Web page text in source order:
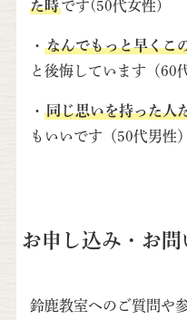
た時です(50代女性)
・ なんでもっと早くこ
と後悔しています（60
・ 同じ思いを持った人
もいいです（50代男性）
お申し込み・お問
鈴鹿教室へのご質問や